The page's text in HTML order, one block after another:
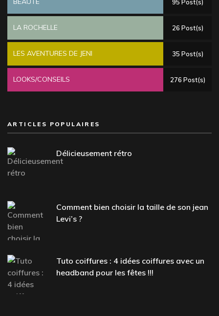
95 Post(s)
LA ROCHELLE 26 Post(s)
LES AVENTURES DE JENI 35 Post(s)
LOOKS/CONSEILS 276 Post(s)
ARTICLES POPULAIRES
Délicieusement rétro
Comment bien choisir la taille de son jean
Levi’s ?
Tuto coiffures : 4 idées coiffures avec un
headband pour les fêtes !!!